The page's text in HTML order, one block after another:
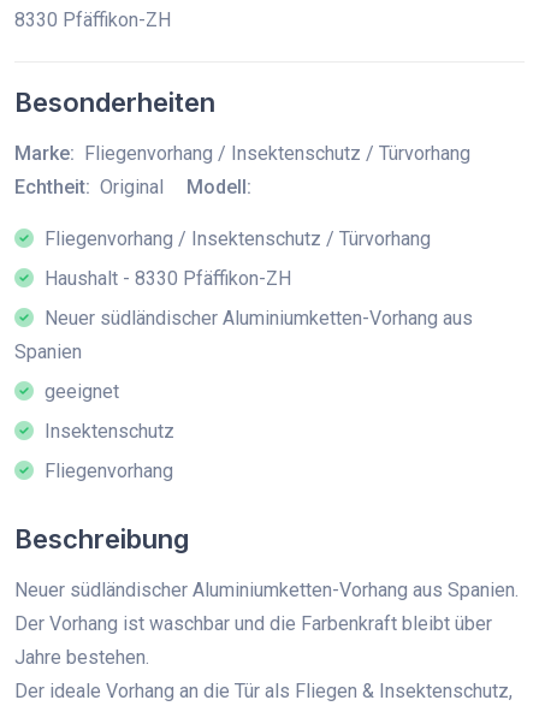
8330 Pfäffikon-ZH
Besonderheiten
Marke:
Fliegenvorhang / Insektenschutz / Türvorhang
Echtheit: Original Modell:
Fliegenvorhang / Insektenschutz / Türvorhang
Haushalt - 8330 Pfäffikon-ZH
Neuer südländischer Aluminiumketten-Vorhang aus
Spanien
geeignet
Insektenschutz
Fliegenvorhang
Beschreibung
Neuer südländischer Aluminiumketten-Vorhang aus Spanien.
Der Vorhang ist waschbar und die Farbenkraft bleibt über
Jahre bestehen.
Der ideale Vorhang an die Tür als Fliegen & Insektenschutz,